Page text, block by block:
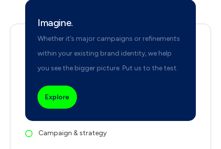
Imagine.
Whether it’s major campaigns or refinements
within your existing brand identity, we help
you see the bigger picture. Put us to the test.
Explore
Campaign & strategy